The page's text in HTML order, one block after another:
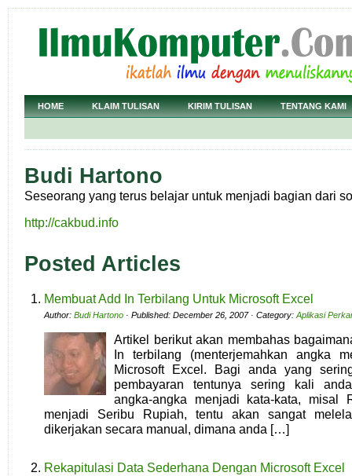
HOME KLAIM TULISAN KIRIM TULISAN TENTANG KAMI
Budi Hartono
Seseorang yang terus belajar untuk menjadi bagian dari
http://cakbud.info
Posted Articles
Membuat Add In Terbilang Untuk Microsoft Excel
Author: Budi Hartono · Published: December 26, 2007 · Category: Aplikasi
Artikel berikut akan membahas
In terbilang (menterjemahkan angka
Microsoft Excel. Bagi anda yang
pembayaran tentunya sering kali
angka-angka menjadi kata-kata, misal
menjadi Seribu Rupiah, tentu akan sangat
dikerjakan secara manual, dimana anda […]
Rekapitulasi Data Sederhana Dengan Microsoft Excel